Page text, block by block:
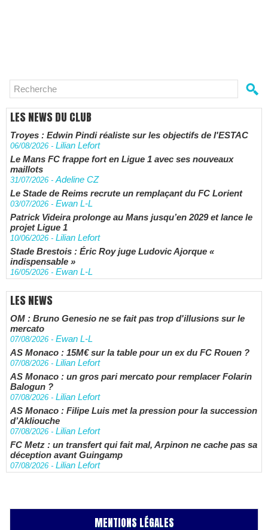
LES NEWS DU CLUB
Troyes : Edwin Pindi réaliste sur les objectifs de l'ESTAC
06/08/2026 - Lilian Lefort
Le Mans FC frappe fort en Ligue 1 avec ses nouveaux
maillots
31/07/2026 -Adeline CZ
Le Stade de Reims recrute un remplaçant du FC Lorient
03/07/2026 - Ewan L-L
Patrick Videira prolonge au Mans jusqu’en 2029 et lance le
projet Ligue 1
10/06/2026 - Lilian Lefort
Stade Brestois : Éric Roy juge Ludovic Ajorque «
indispensable »
16/05/2026 - Ewan L-L
LES NEWS
OM : Bruno Genesio ne se fait pas trop d'illusions sur le
mercato
07/08/2026 - Ewan L-L
AS Monaco : 15M€ sur la table pour un ex du FC Rouen ?
07/08/2026 - Lilian Lefort
AS Monaco : un gros pari mercato pour remplacer Folarin
Balogun ?
07/08/2026 - Lilian Lefort
AS Monaco : Filipe Luis met la pression pour la succession
d’Akliouche
07/08/2026 - Lilian Lefort
FC Metz : un transfert qui fait mal, Arpinon ne cache pas sa
déception avant Guingamp
07/08/2026 - Lilian Lefort
MENTIONS LÉGALES